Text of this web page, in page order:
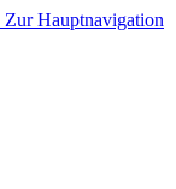
Zur Hauptnavigation